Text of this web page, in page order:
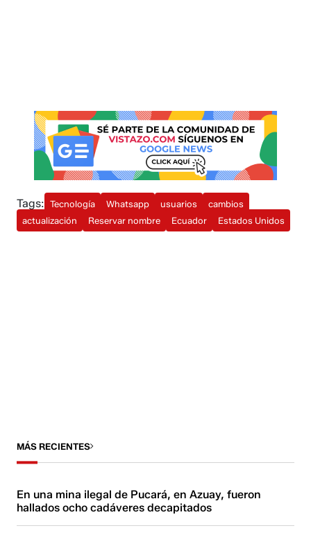
Tags: Tecnología Whatsapp usuarios
cambios
actualización
Reservar nombre Ecuador Estados Unidos
MÁS RECIENTES
En una mina ilegal de Pucará, en Azuay, fueron
hallados ocho cadáveres decapitados